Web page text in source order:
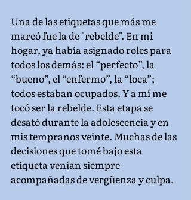
Una de las etiquetas que más me
marcó fue la de "rebelde". En mi
hogar, ya había asignado roles para
todos los demás: el “perfecto”, la
“bueno”, el “enfermo”, la “loca”;
todos estaban ocupados. Y a mí me
tocó ser la rebelde. Esta etapa se
desató durante la adolescencia y en
mis tempranos veinte. Muchas de las
decisiones que tomé bajo esta
etiqueta venían siempre
acompañadas de vergüenza y culpa.